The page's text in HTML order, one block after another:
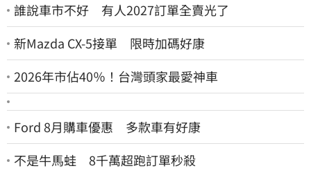
誰說車市不好 有人2027訂單全賣光了
新Mazda CX-5接單 限時加碼好康
2026年市佔40％！台灣頭家最愛神車
Ford 8月購車優惠 多款車有好康
不是牛馬蛙 8千萬超跑訂單秒殺